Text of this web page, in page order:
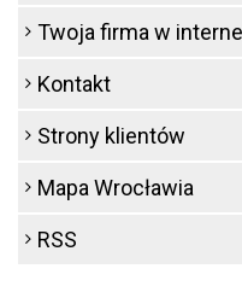
Twoja firma w
Kontakt
Strony klientów
Mapa Wrocławia
RSS